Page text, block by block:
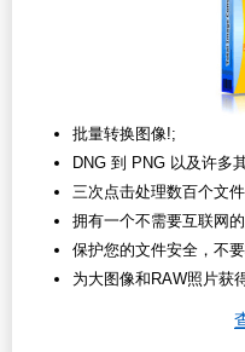
批量转换图像!;
DNG 到 PNG 以及许多
三次点击处理数百个文
拥有一个不需要互联网
保护您的文件安全，不
为大图像和RAW照片获